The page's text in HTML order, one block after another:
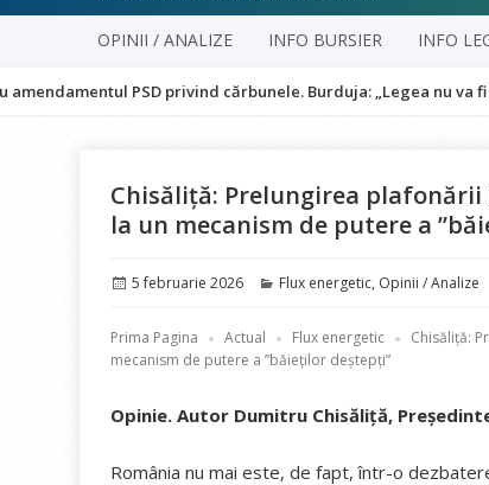
OPINII / ANALIZE INFO BURSIER INFO
PSD privind cărbunele. Burduja: „Legea nu va fi
Chisăliță: Prelungirea plafonării
la un mecanism de putere a
Publicat
5 februarie 2026 Categorii
Flux energetic, Opinii / Analize
Prima Pagina Actual Flux energetic
Chisăliță:
mecanism de putere a ”băieților deștepți”
Opinie. Autor Dumitru Chisăliță,
România nu mai este, de fapt, într-o